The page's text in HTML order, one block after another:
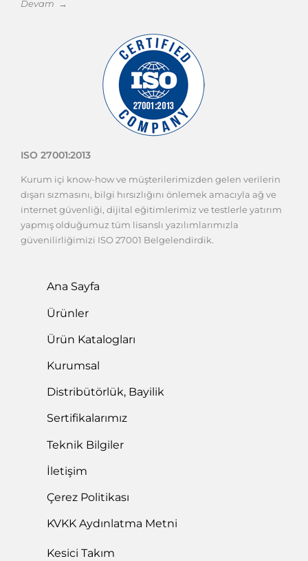
Devam →
ISO 27001:2013
Kurum içi know-how ve müşterilerimizden gelen verilerin
dışarı sızmasını, bilgi hırsızlığını önlemek amacıyla ağ ve
internet güvenliği, dijital eğitimlerimiz ve testlerle yatırım
yapmış olduğumuz tüm lisanslı yazılımlarımızla
güvenilirliğimizi ISO 27001 Belgelendirdik.
Ana Sayfa
Ürünler
Ürün Katalogları
Kurumsal
Distribütörlük, Bayilik
Sertifikalarımız
Teknik Bilgiler
İletişim
Çerez Politikası
KVKK Aydınlatma Metni
Kesici Takım